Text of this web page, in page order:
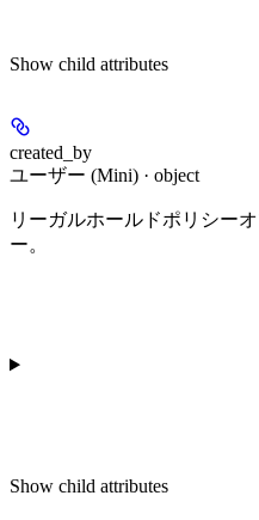
Show child attributes
created_by
ユーザー (Mini) · object
リーガルホールドポリシー
ー。
Show child attributes